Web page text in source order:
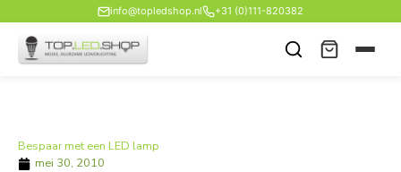
naar
inhoud
info@topledshop.nl +31 (0)111-820382
Bespaar met een LED lamp
mei 30, 2010